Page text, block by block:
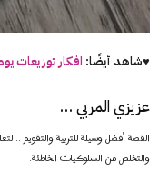
♥شاهد أيضًا: افكار توزيعات
عزيزي المربي …
القصة أفضل وسيلة للتربية والتقويم ..
والتخلص من السلوكيات الخاطئة.